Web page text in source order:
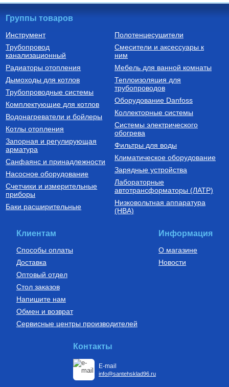
Бойлеры (водонагреватели
косвенного нагрева)
нагрева напольный из
нержавеющей стали STINOX F
500 л., арт.: 805F0050
127 190Руб.
Купить
Трубы из сшитого полиэтилена
Труба напорная из сшитого
полиэтилена с барьерным
слоем EVOH, тип PE-Xa
16(2.2) бухта 100 м,
VA1622.3.C.100
7 300Руб.
Котлы газовые настенные
Котел газовый настенный
одноконтурный Vitabel HF 32
63 890Руб.
Купить
Дымоходы для котлов DN 80
(традиционные)
Элемент дымохода DN80
Руб.
Купить
Бойлеры (водонагреватели
Водонагреватель косвенного
нагрева напольный из
нержавеющей стали STINOX F
200 л., арт.: 805F0020
Установки канализационные
33 170
Группы товаров
Инструмент
Трубопровод
канализационный
Радиаторы отопления
Дымоходы для котлов
Трубопроводные системы
Комплектующие для котлов
Водонагреватели и бойлеры
Котлы отопления
Запорная и регулирующая
арматура
Санфаянс и принадлежности
Насосное оборудование
Счетчики и измерительные
приборы
Баки расширительные
Полотенцесушители
Смесители и аксессуары к
ним
Мебель для ванной комнаты
Теплоизоляция для
трубопроводов
Оборудование Danfoss
Коллекторные системы
Системы электрического
обогрева
Фильтры для воды
Климатическое оборудование
Зарядные устройства
Лабораторные
автотрансформаторы (ЛАТР)
Низковольтная аппаратура
(НВА)
Клиентам
Способы оплаты
Доставка
Оптовый отдел
Стол заказов
Напишите нам
Обмен и возврат
Сервисные центры производителей
Информация
О магазине
Новости
Контакты
E-mail
info@santehsklad96.ru